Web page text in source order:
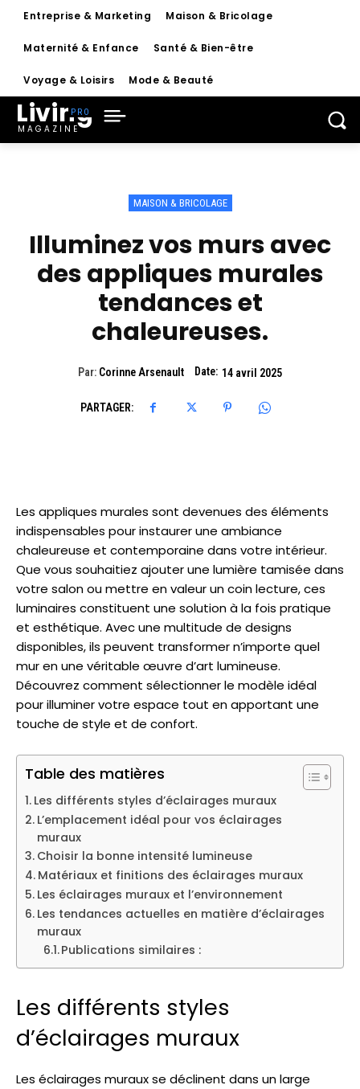
Entreprise & Marketing Maison & Bricolage
Maternité & Enfance Santé & Bien-être
Voyage & Loisirs Mode & Beauté
Living
MAGAZINE
MAISON & BRICOLAGE
Illuminez vos murs avec
des appliques murales
tendances et
chaleureuses.
Par: Corinne Arsenault Date: 14 avril 2025
PARTAGER:
Les appliques murales sont devenues des éléments
indispensables pour instaurer une ambiance
chaleureuse et contemporaine dans votre intérieur.
Que vous souhaitiez ajouter une lumière tamisée dans
votre salon ou mettre en valeur un coin lecture, ces
luminaires constituent une solution à la fois pratique
et esthétique. Avec une multitude de designs
disponibles, ils peuvent transformer n’importe quel
mur en une véritable œuvre d’art lumineuse.
Découvrez comment sélectionner le modèle idéal
pour illuminer votre espace tout en apportant une
touche de style et de confort.
Table des matières
Les différents styles d’éclairages muraux
L’emplacement idéal pour vos éclairages
muraux
Choisir la bonne intensité lumineuse
Matériaux et finitions des éclairages muraux
Les éclairages muraux et l’environnement
Les tendances actuelles en matière d’éclairages
muraux
Publications similaires :
Les différents styles
d’éclairages muraux
Les éclairages muraux se déclinent dans un large